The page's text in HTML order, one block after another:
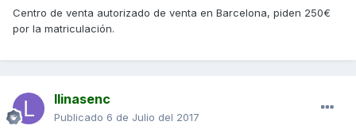
Centro de venta autorizado de venta en Barcelona, piden 250€
por la matriculación.
llinasenc
Publicado 6 de Julio del 2017